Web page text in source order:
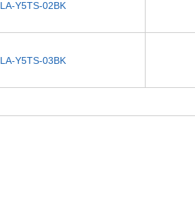
LA-Y5TS-02BK
LA-Y5TS-03BK